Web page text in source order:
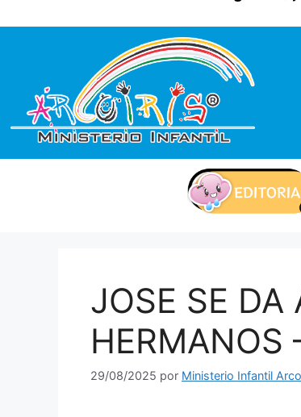
JOSE SE DA
29/08/2025 por Ministerio Infantil